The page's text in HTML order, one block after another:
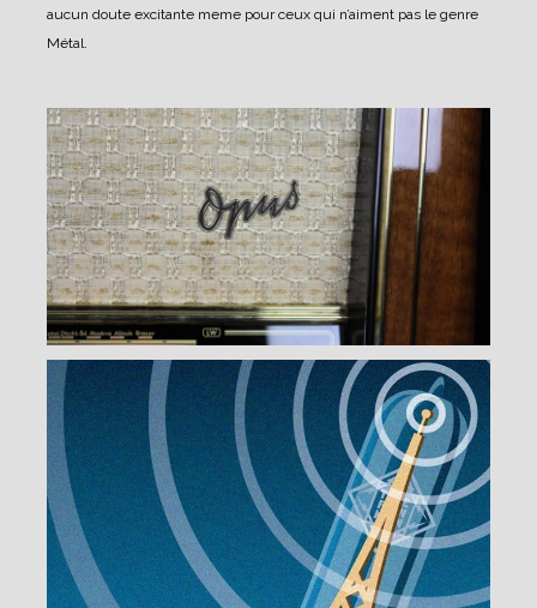
aucun doute excitante meme pour ceux qui n’aiment pas le genre
Métal.